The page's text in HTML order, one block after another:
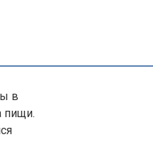
в
пищи.